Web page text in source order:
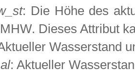
: Die Höhe des
Dieses Attribut
Wasserstand
: Aktueller